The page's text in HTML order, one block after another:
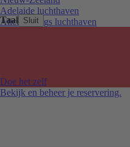
Taal Sluit
Doe het zelf
Bekijk en beheer je reservering.
Adelaide luchthaven
Alice Springs luchthaven
Melbourne Tullamarine luchthaven
Perth luchthaven
Sydney luchthaven